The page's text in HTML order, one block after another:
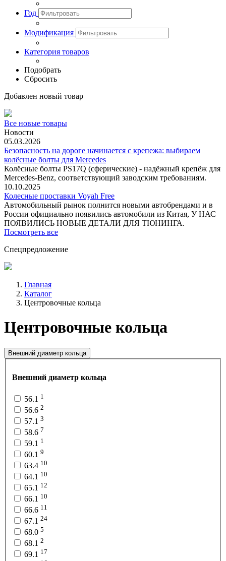
Год
Модификация
Категория товаров
Подобрать
Сбросить
Добавлен новый товар
Все новые товары
Новости
05.03.2026
Безопасность на дороге начинается с крепежа: выбираем
колёсные болты для Mercedes
Колёсные болты PS17Q (сферические) - надёжный крепёж для
Mercedes‑Benz, соответствующий заводским требованиям.
10.10.2025
Колесные проставки Voyah Free
Автомобильный рынок полнится новыми автобрендами и в
России официально появились автомобили из Китая, У НАС
ПОЯВИЛИСЬ НОВЫЕ ДЕТАЛИ ДЛЯ ТЮНИНГА.
Посмотреть все
Спецпредложение
Главная
Каталог
Центровочные кольца
Центровочные кольца
Внешний диаметр кольца
Внешний диаметр кольца
56.1 1
56.6 2
57.1 3
58.6 7
59.1 1
60.1 9
63.4 10
64.1 10
65.1 12
66.1 10
66.6 11
67.1 24
68.0 5
68.1 2
69.1 17